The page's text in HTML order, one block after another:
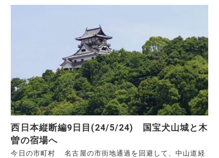
西日本縦断編9日目(24/5/24) 国宝犬山城と木
曽の宿場へ
今日の市町村 名古屋の市街地通過を回避して、中山道経